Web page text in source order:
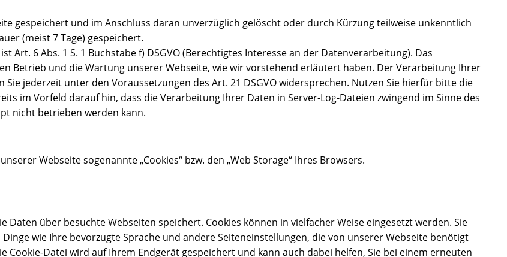
gespeichert und im Anschluss daran unverzüglich gelöscht oder durch Kürzung teilweise unkenntlich
(meist 7 Tage) gespeichert.
Art. 6 Abs. 1 S. 1 Buchstabe f) DSGVO (Berechtigtes Interesse an der Datenverarbeitung). Das
Betrieb und die Wartung unserer Webseite, wie wir vorstehend erläutert haben. Der Verarbeitung Ihrer
jederzeit unter den Voraussetzungen des Art. 21 DSGVO widersprechen. Nutzen Sie hierfür bitte die
im Vorfeld darauf hin, dass die Verarbeitung Ihrer Daten in Server-Log-Dateien zwingend im Sinne des
nicht betrieben werden kann.
Webseite sogenannte „Cookies“ bzw. den „Web Storage“ Ihres Browsers.
Daten über besuchte Webseiten speichert. Cookies können in vielfacher Weise eingesetzt werden. Sie
wie Ihre bevorzugte Sprache und andere Seiteneinstellungen, die von unserer Webseite benötigt
Datei wird auf Ihrem Endgerät gespeichert und kann auch dabei helfen, Sie bei einem erneuten